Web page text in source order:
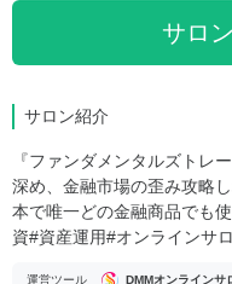
サロ
サロン紹介
『ファンダメンタルズトレ
深め、金融市場の歪み攻略
本で唯一どの金融商品でも
資#資産運用#オンラインサ
運営ツール DMMオンラインサ